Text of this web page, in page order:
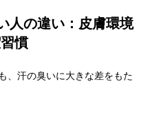
人の違い：皮膚環境
慣
、汗の臭いに大きな差をもた